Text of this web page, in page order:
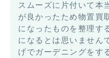
スムーズに片付いて本
が良かったため物置買
になったものを整理す
になるとは思いません
げでガーデニングをす